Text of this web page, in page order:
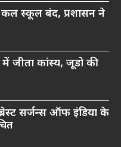
स्कूल बंद, प्रशासन ने
में जीता कांस्य, जूडो की
सर्जन्स ऑफ इंडिया के